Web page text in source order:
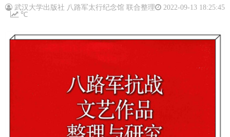
武汉大学出版社 八路军太行纪念馆 联合整理
2022-09-13 18:25:45
℃